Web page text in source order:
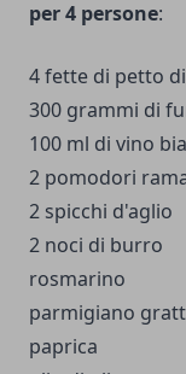
per 4 persone:
4 fette di petto
300 grammi di
100 ml di vino
2 pomodori
2 spicchi d'aglio
2 noci di burro
rosmarino
parmigiano
paprica